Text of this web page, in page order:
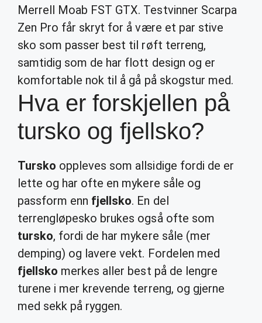
Merrell Moab FST GTX. Testvinner Scarpa
Zen Pro får skryt for å være et par stive
sko som passer best til røft terreng,
samtidig som de har flott design og er
komfortable nok til å gå på skogstur med.
Hva er forskjellen på
tursko og fjellsko?
Tursko oppleves som allsidige fordi de er
lette og har ofte en mykere såle og
passform enn fjellsko. En del
terrengløpesko brukes også ofte som
tursko, fordi de har mykere såle (mer
demping) og lavere vekt. Fordelen med
fjellsko merkes aller best på de lengre
turene i mer krevende terreng, og gjerne
med sekk på ryggen.